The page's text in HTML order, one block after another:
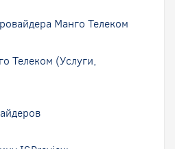
Манго Телеком
Телеком (Услуги,